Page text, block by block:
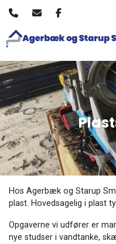
Gå
hovedindhold
Hos Agerbæk og Starup
plast. Hovedsagelig i plast
Opgaverne vi udfører er
nye studser i vandtanke,